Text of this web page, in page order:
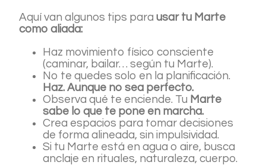
Aquí van algunos tips parausar tu Marte
como aliada:
Haz movimiento físico consciente
(caminar, bailar… según tu Marte).
No te quedes solo en la planificación.
Haz. Aunque no sea perfecto.
Observa qué te enciende. Tu Marte
sabe lo que te pone en marcha.
Crea espacios para tomar decisiones
de forma alineada, sin impulsividad.
Si tu Marte está en agua o aire, busca
anclaje en rituales, naturaleza, cuerpo.